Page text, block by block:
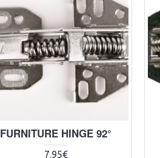
FURNITURE HINGE 92°
7.95€